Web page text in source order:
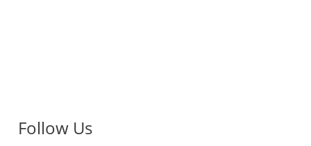
Follow Us